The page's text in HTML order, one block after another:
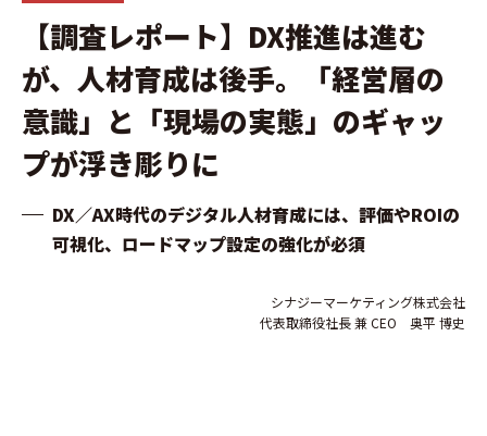
【調査レポート】DX推進は進む
が、人材育成は後手。「経営層の
意識」と「現場の実態」のギャッ
プが浮き彫りに
DX／AX時代のデジタル人材育成には、評価やROIの
可視化、ロードマップ設定の強化が必須
シナジーマーケティング株式会社
代表取締役社長 兼 CEO 奥平 博史